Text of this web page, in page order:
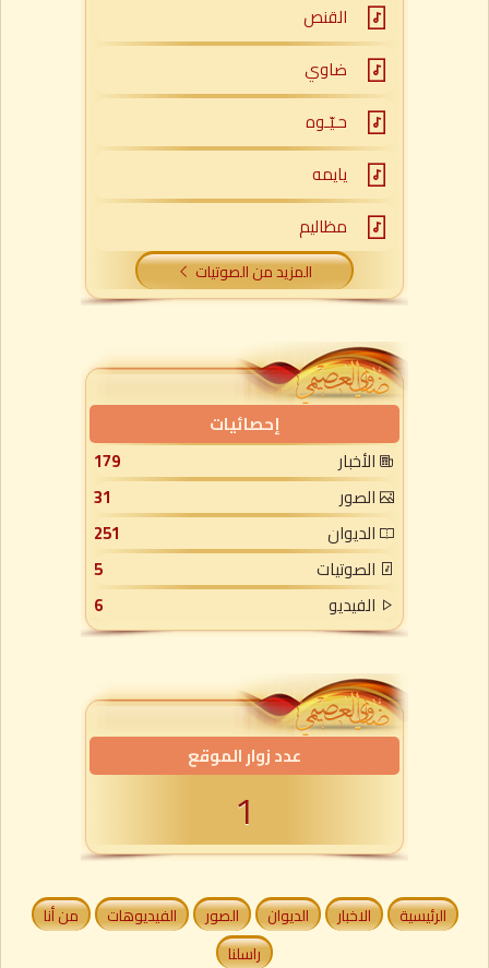
القنص
ضاوي
حـيّـوه
يايمه
مظاليم
المزيد من الصوتيات
إحصائيات
الأخبار
179
الصور
31
الديوان
251
الصوتيات
5
الفيديو
6
عدد زوار الموقع
1
الرئيسية الاخبار الديوان الصور الفيديوهات
من أنا
راسلنا